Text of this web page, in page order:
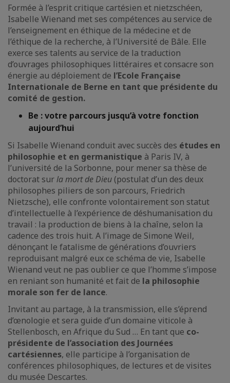
Formée à l’esprit critique cartésien et nietzschéen,
Isabelle Wienand met ses compétences au service de
l’enseignement en éthique de la médecine et de
l’éthique de la recherche, à l’Université de Bâle. Elle
exerce ses talents au service de la traduction
d’ouvrages philosophiques littéraires et consacre son
énergie au déploiement de l’Ecole Française
Internationale de Berne en tant que présidente du
comité de gestion.
Be : votre parcours jusqu’à votre fonction
aujourd’hui
Si Isabelle Wienand conduit avec succès des études en
philosophie et en germanistique à Paris IV, à
l’université de la Sorbonne, pour mener sa thèse de
doctorat surla mort de Dieu (postulat d’un des deux
philosophes piliers de son parcours, Friedrich
Nietzsche), elle confronte volontairement son statut
d’intellectuelle à l’expérience de déshumanisation du
travail : la production de biens à la chaîne, selon la
cadence des trois huit. A l’image de Simone Weil,
dénonçant le fatalisme de générations d’ouvriers
reproduisant malgré eux ce schéma de vie, Isabelle
Wienand veut ne pas oublier ce que l’homme s’impose
en reniant son humanité et fait de la philosophie
morale son fer de lance.
Invitant au partage, à la transmission, elle s’éprend
d’œnologie et sera guide d’un domaine viticole à
Stellenbosch, en Afrique du Sud … En tant que co-
présidente de l’association des Journées
cartésiennes, elle participe à l’organisation de
conférences philosophiques, de lectures et de visites
du musée Descartes.